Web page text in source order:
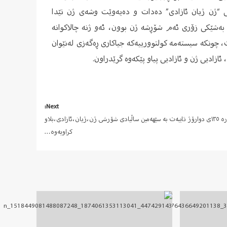
“ژن ژیان ئازادی” دەدات و دەیەوێت وشەی ژن تێدا
زۆری ئەم شۆڕشە ژن بوون، ئەو ژنە چالاکوانە
چونکە سیستەمە کولتوورییەکە جیاکاری ڕەگەزی لەنێوان
ژن و ئازادیی پیاو پێکەوە گرێدراون.
Next:
ژمارە ١٣٥ی دوارۆژ تایبەت بە سێهەمین ساڵیادی شۆرشی ژن،ژیان،ئازادی،بلاو
کراویەوە…